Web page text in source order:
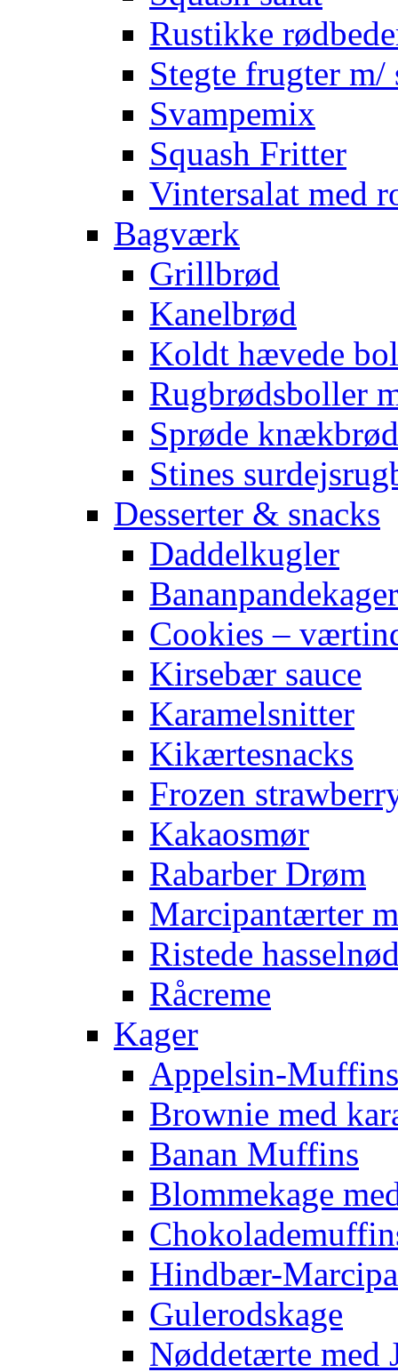
Rustikke
Stegte frugter m/
Svampemix
Squash Fritter
Vintersalat med
Bagværk
Grillbrød
Kanelbrød
Koldt hævede
Rugbrødsboller
Sprøde knækbrød
Stines
Desserter & snacks
Daddelkugler
Bananpandekager
Cookies –
Kirsebær sauce
Karamelsnitter
Kikærtesnacks
Frozen
Kakaosmør
Rabarber Drøm
Marcipantærter
Ristede
Råcreme
Kager
Appelsin-Muffins
Brownie med
Banan Muffins
Blommekage
Hindbær-
Gulerodskage
Nøddetærte med